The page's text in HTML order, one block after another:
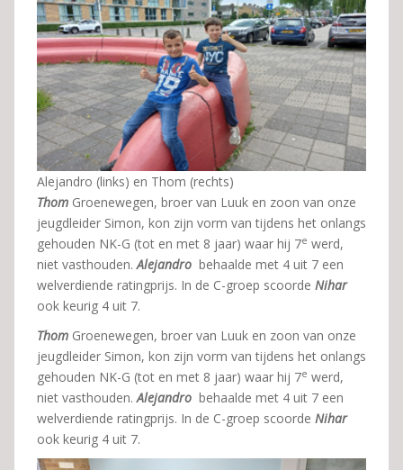
Alejandro (links) en Thom (rechts)
Thom Groenewegen, broer van Luuk en zoon van onze
jeugdleider Simon, kon zijn vorm van tijdens het onlangs
gehouden NK-G (tot en met 8 jaar) waar hij 7e werd,
niet vasthouden.Alejandro behaalde met 4 uit 7 een
welverdiende ratingprijs. In de C-groep scoorde Nihar
ook keurig 4 uit 7.
Thom Groenewegen, broer van Luuk en zoon van onze
jeugdleider Simon, kon zijn vorm van tijdens het onlangs
gehouden NK-G (tot en met 8 jaar) waar hij 7e werd,
niet vasthouden.Alejandro behaalde met 4 uit 7 een
welverdiende ratingprijs. In de C-groep scoorde Nihar
ook keurig 4 uit 7.